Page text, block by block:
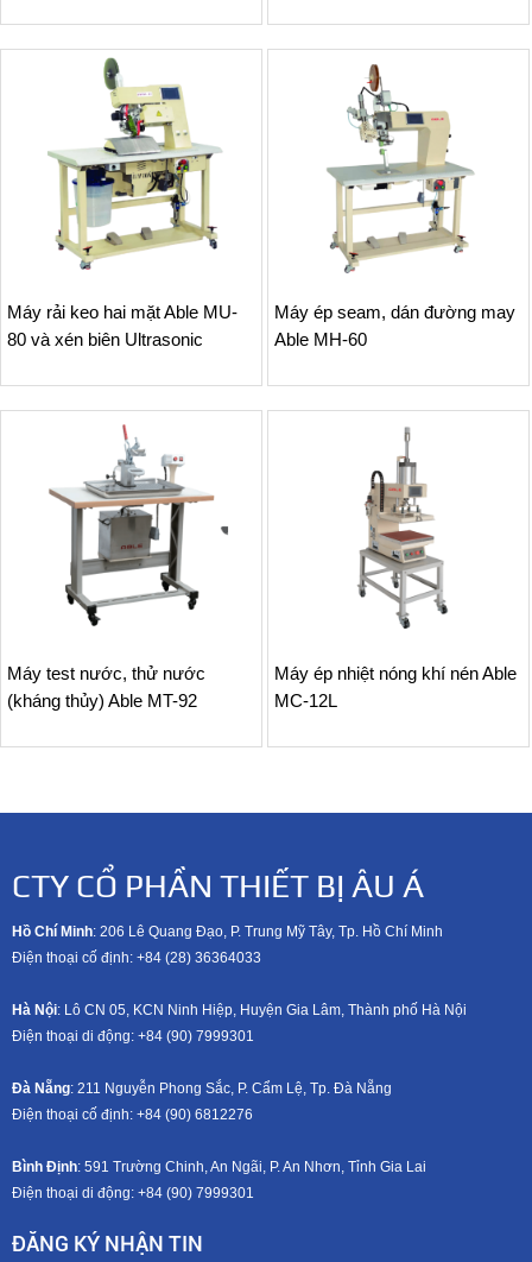
Máy rải keo hai mặt Able MU-
80 và xén biên Ultrasonic
Máy ép seam, dán đường may
Able MH-60
Máy test nước, thử nước
(kháng thủy) Able MT-92
Máy ép nhiệt nóng khí nén Able
MC-12L
CTY CỔ PHẦN THIẾT BỊ ÂU Á
Hồ Chí Minh: 206 Lê Quang Đạo, P. Trung Mỹ Tây, Tp. Hồ Chí Minh
Điện thoại cố định: +84 (28) 36364033
Hà Nội: Lô CN 05, KCN Ninh Hiệp, Huyện Gia Lâm, Thành phố Hà Nội
Điện thoại di động: +84 (90) 7999301
Đà Nẵng: 211 Nguyễn Phong Sắc, P. Cẩm Lệ, Tp. Đà Nẵng
Điện thoại cố định: +84 (90) 6812276
Bình Định: 591 Trường Chinh, An Ngãi, P. An Nhơn, Tỉnh Gia Lai
Điện thoại di động: +84 (90) 7999301
ĐĂNG KÝ NHẬN TIN